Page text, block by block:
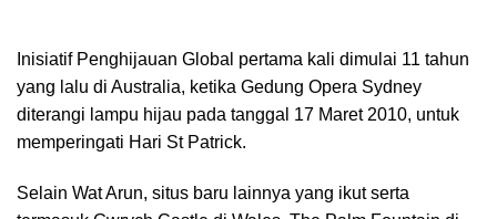
Inisiatif Penghijauan Global pertama kali dimulai 11 tahun
yang lalu di Australia, ketika Gedung Opera Sydney
diterangi lampu hijau pada tanggal 17 Maret 2010, untuk
memperingati Hari St Patrick.
Selain Wat Arun, situs baru lainnya yang ikut serta